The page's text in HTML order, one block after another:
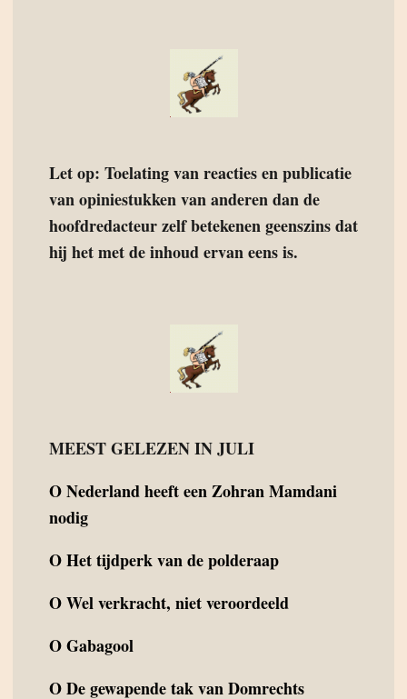
Let op: Toelating van reacties en publicatie
van opiniestukken van anderen dan de
hoofdredacteur zelf betekenen geenszins dat
hij het met de inhoud ervan eens is.
MEEST GELEZEN IN JULI
ONederland heeft een Zohran Mamdani
nodig
OHet tijdperk van de polderaap
OWel verkracht, niet veroordeeld
OGabagool
ODe gewapende tak van Domrechts